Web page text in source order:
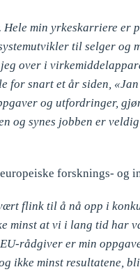
min yrkeskarriere er
til selger og
over i
for snart et år siden,
og utfordringer,
og synes jobben er veldig
forsknings- og
flink til å nå opp i
minst at vi i lang tid har
rådgiver er min
ikke minst resultatene,